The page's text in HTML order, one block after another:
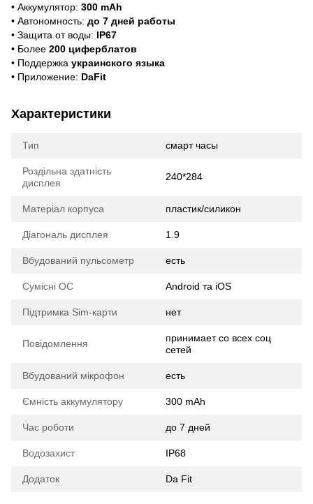
• Аккумулятор: 300 mAh
• Автономность: до 7 дней работы
• Защита от воды: IP67
• Более 200 циферблатов
• Поддержка украинского языка
• Приложение: DaFit
Характеристики
Тип смарт часы
Роздільна здатність
дисплея
240*284
Матеріал корпуса пластик/силикон
Діагональ дисплея 1.9
Вбудований пульсометр есть
Сумісні ОС Android та iOS
Підтримка Sim-карти нет
Повідомлення
принимает со всех соц
сетей
Вбудований мікрофон есть
Ємність аккумулятору 300 mAh
Час роботи до 7 дней
Водозахист IP68
Додаток Da Fit